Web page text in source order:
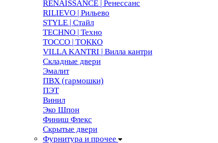
RENAISSANCE | Ренессанс
RILIEVO | Рильево
STYLE | Стайл
TECHNO | Техно
TOCCO | ТОККО
VILLA KANTRI | Вилла кантри
Складные двери
Эмалит
ПВХ (гармошки)
ПЭТ
Винил
Эко Шпон
Финиш Флекс
Скрытые двери
Фурнитура и прочее